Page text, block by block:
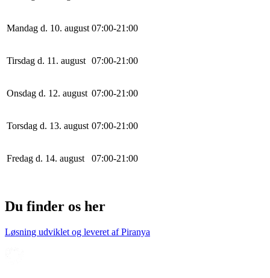
Mandag d. 10. august 07:00-21:00
Tirsdag d. 11. august 07:00-21:00
Onsdag d. 12. august 07:00-21:00
Torsdag d. 13. august 07:00-21:00
Fredag d. 14. august 07:00-21:00
Du finder os her
Løsning udviklet og leveret afPiranya